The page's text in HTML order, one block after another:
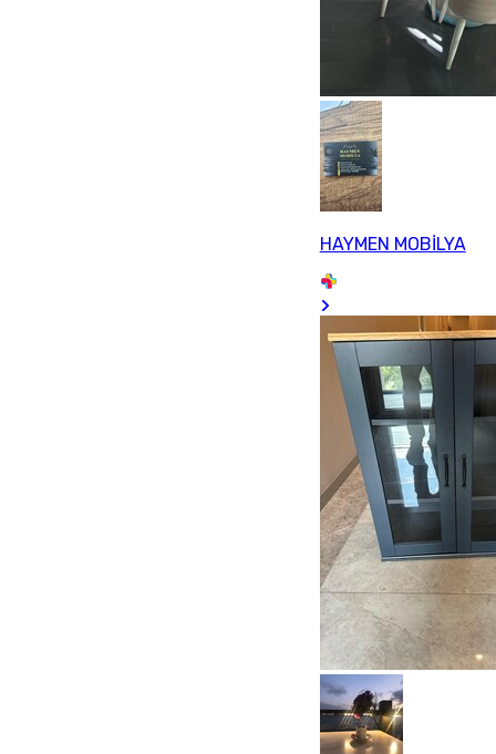
HAYMEN MOBİLYA